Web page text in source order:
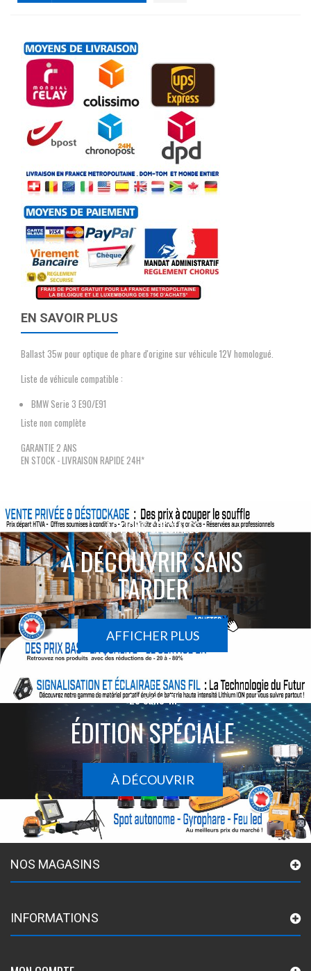
EN SAVOIR PLUS
Ballast 35w pour optique de phare d'origine sur véhicule 12V homologué.
Liste de véhicule compatible :
BMW Serie 3 E90/E91
Liste non complète
GARANTIE 2 ANS
EN STOCK - LIVRAISON RAPIDE 24H*
ACTIONS SPÉCIALES
À DÉCOUVRIR SANS
TARDER
AFFICHER PLUS
Le sans-fil
ÉDITION SPÉCIALE
À DÉCOUVRIR
NOS MAGASINS
INFORMATIONS